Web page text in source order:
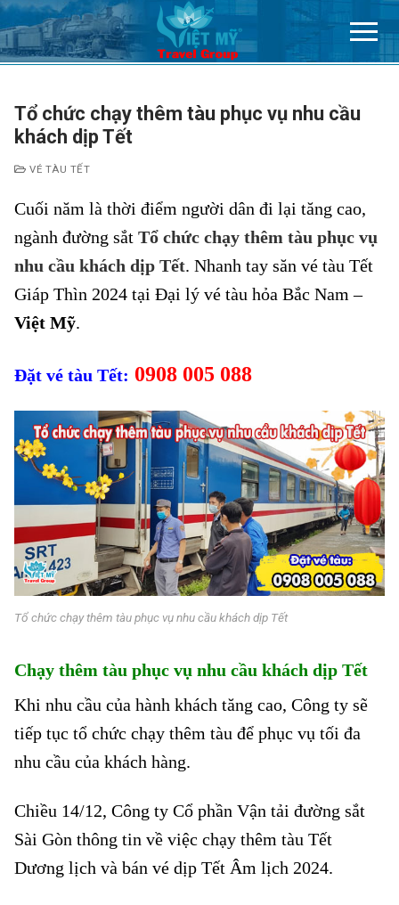
Chuyển
đến
nội
Tổ chức chạy thêm tàu phục vụ nhu cầu
khách dịp Tết
VÉ TÀU TẾT
Cuối năm là thời điểm người dân đi lại tăng cao,
ngành đường sắt Tổ chức chạy thêm tàu phục vụ
nhu cầu khách dịp Tết. Nhanh tay săn vé tàu Tết
Giáp Thìn 2024 tại Đại lý vé tàu hỏa Bắc Nam –
Việt Mỹ.
Đặt vé tàu Tết: 0908 005 088
Tổ chức chạy thêm tàu phục vụ nhu cầu khách dịp Tết
Chạy thêm tàu phục vụ nhu cầu khách dịp Tết
Khi nhu cầu của hành khách tăng cao, Công ty sẽ
tiếp tục tổ chức chạy thêm tàu để phục vụ tối đa
nhu cầu của khách hàng.
Chiều 14/12, Công ty Cổ phần Vận tải đường sắt
Sài Gòn thông tin về việc chạy thêm tàu Tết
Dương lịch và bán vé dịp Tết Âm lịch 2024.